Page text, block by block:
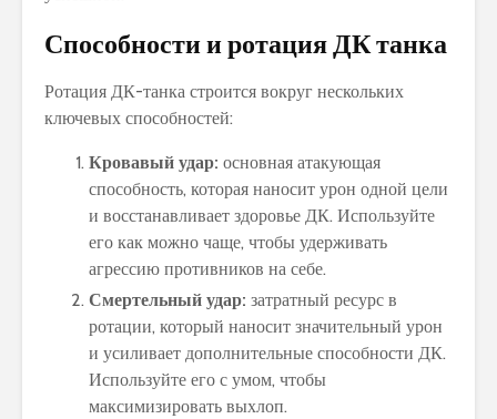
Способности и ротация ДК танка
Ротация ДК-танка строится вокруг нескольких
ключевых способностей:
Кровавый удар: основная атакующая
способность, которая наносит урон одной цели
и восстанавливает здоровье ДК. Используйте
его как можно чаще, чтобы удерживать
агрессию противников на себе.
Смертельный удар: затратный ресурс в
ротации, который наносит значительный урон
и усиливает дополнительные способности ДК.
Используйте его с умом, чтобы
максимизировать выхлоп.